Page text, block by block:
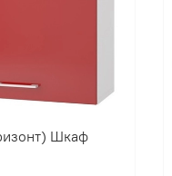
Шкаф